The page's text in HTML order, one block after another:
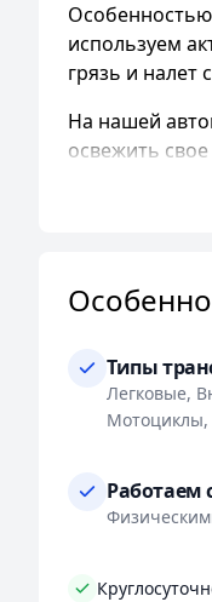
используем
грязь и налет
На нашей
освежить
Кроме мойки,
Наши посты
На автомойке
Типы
Легковые,
Мотоциклы,
Работаем